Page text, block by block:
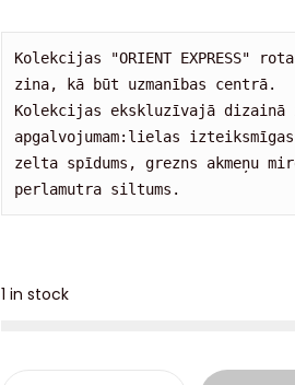
Kolekcijas "ORIENT
zina, kā būt uzmanības centrā.
Kolekcijas ekskluzīvajā
apgalvojumam:lielas
zelta spīdums, grezns akmeņu
perlamutra siltums.
1 in stock